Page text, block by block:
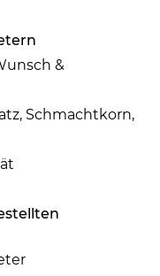
&
Schmachtkorn,